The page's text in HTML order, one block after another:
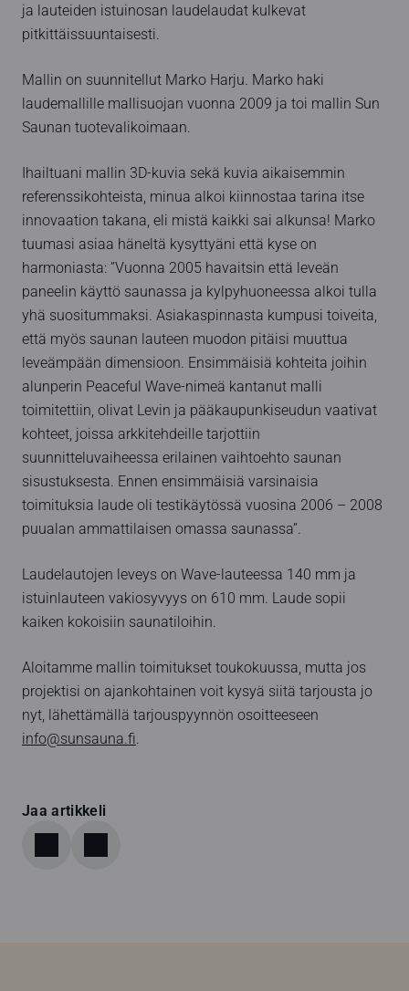
ja lauteiden istuinosan laudelaudat kulkevat
pitkittäissuuntaisesti.
Mallin on suunnitellut Marko Harju. Marko haki
laudemallille mallisuojan vuonna 2009 ja toi mallin Sun
Saunan tuotevalikoimaan.
Ihailtuani mallin 3D-kuvia sekä kuvia aikaisemmin
referenssikohteista, minua alkoi kiinnostaa tarina itse
innovaation takana, eli mistä kaikki sai alkunsa! Marko
tuumasi asiaa häneltä kysyttyäni että kyse on
harmoniasta: ”Vuonna 2005 havaitsin että leveän
paneelin käyttö saunassa ja kylpyhuoneessa alkoi tulla
yhä suositummaksi. Asiakaspinnasta kumpusi toiveita,
että myös saunan lauteen muodon pitäisi muuttua
leveämpään dimensioon. Ensimmäisiä kohteita joihin
alunperin Peaceful Wave-nimeä kantanut malli
toimitettiin, olivat Levin ja pääkaupunkiseudun vaativat
kohteet, joissa arkkitehdeille tarjottiin
suunnitteluvaiheessa erilainen vaihtoehto saunan
sisustuksesta. Ennen ensimmäisiä varsinaisia
toimituksia laude oli testikäytössä vuosina 2006 – 2008
puualan ammattilaisen omassa saunassa”.
Laudelautojen leveys on Wave-lauteessa 140 mm ja
istuinlauteen vakiosyvyys on 610 mm. Laude sopii
kaiken kokoisiin saunatiloihin.
Aloitamme mallin toimitukset toukokuussa, mutta jos
projektisi on ajankohtainen voit kysyä siitä tarjousta jo
nyt, lähettämällä tarjouspyynnön osoitteeseen
info@sunsauna.fi.
Jaa artikkeli